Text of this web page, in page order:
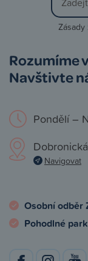
Rozumíme
Navštivte
Pondělí –
Navigovat
Osobní odběr
Pohodlné